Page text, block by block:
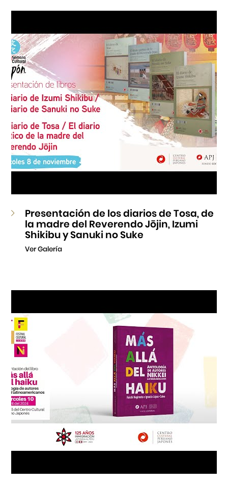
Museo de la Inmigración Japonesa
Fondo Editorial
Teatro Peruano Japonés
Presentación de los diarios de Tosa, de
la madre del Reverendo Jōjin, Izumi
Shikibu y Sanuki no Suke
Ver Galería